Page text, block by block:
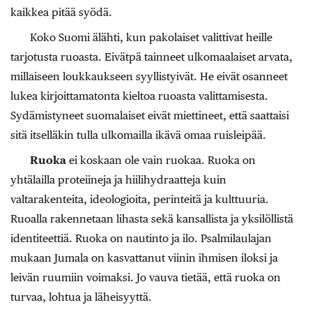
kaikkea pitää syödä.
Koko Suomi älähti, kun pakolaiset valittivat heille
tarjotusta ruoasta. Eivätpä tainneet ulkomaalaiset arvata,
millaiseen loukkaukseen syyllistyivät. He eivät osanneet
lukea kirjoittamatonta kieltoa ruoasta valittamisesta.
Sydämistyneet suomalaiset eivät miettineet, että saattaisi
sitä itselläkin tulla ulkomailla ikävä omaa ruisleipää.
Ruoka ei koskaan ole vain ruokaa. Ruoka on
yhtälailla proteiineja ja hiilihydraatteja kuin
valtarakenteita, ideologioita, perinteitä ja kulttuuria.
Ruoalla rakennetaan lihasta sekä kansallista ja yksilöllistä
identiteettiä. Ruoka on nautinto ja ilo. Psalmilaulajan
mukaan Jumala on kasvattanut viinin ihmisen iloksi ja
leivän ruumiin voimaksi. Jo vauva tietää, että ruoka on
turvaa, lohtua ja läheisyyttä.